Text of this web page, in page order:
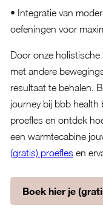
• Integratie van
oefeningen voor
Door onze
met andere
resultaat te behalen.
journey bij bbb
proefles en ontdek
een warmtecabine
(gratis) proeflesen
Boek hier je